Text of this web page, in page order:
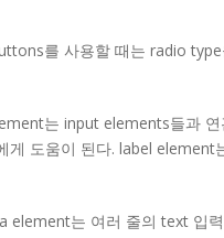
를 사용할 때는 radio
는 input elements들과 연
게 도움이 된다. label
element는 여러 줄의 text 입